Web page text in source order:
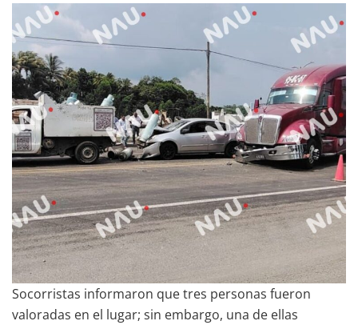
Socorristas informaron que tres personas fueron
valoradas en el lugar; sin embargo, una de ellas